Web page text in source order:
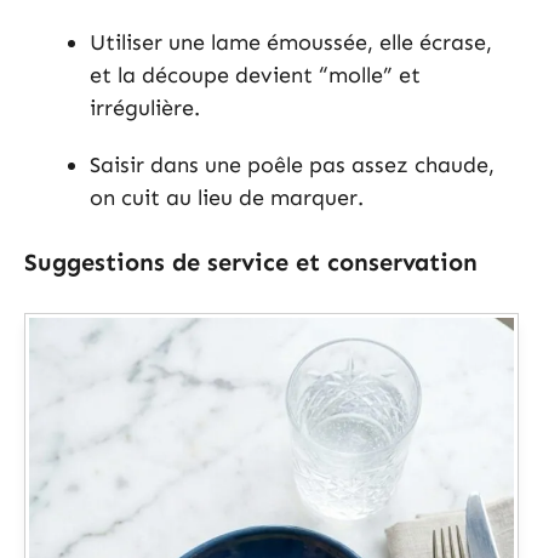
Utiliser une lame émoussée, elle écrase,
et la découpe devient “molle” et
irrégulière.
Saisir dans une poêle pas assez chaude,
on cuit au lieu de marquer.
Suggestions de service et conservation